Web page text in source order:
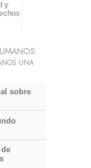
y
UNA
sobre